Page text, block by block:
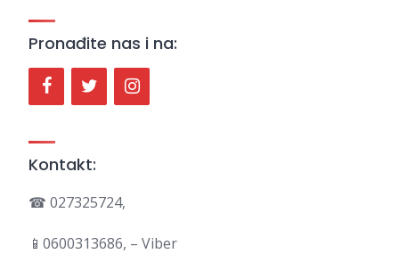
Pronađite nas i na:
Kontakt:
☎ 027325724,
📱0600313686, – Viber